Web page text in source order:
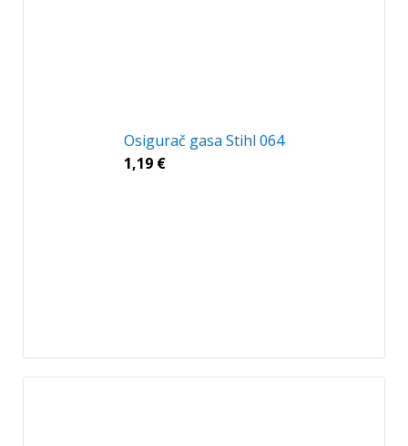
Osigurač gasa Stihl 064
1,19 €